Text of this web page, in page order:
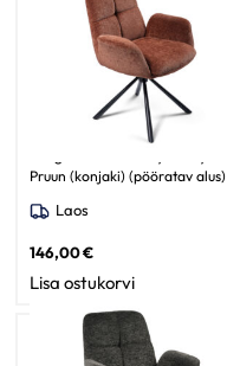
Pruun (konjaki) (pööratav alus)
Laos
146,00€
Lisa ostukorvi